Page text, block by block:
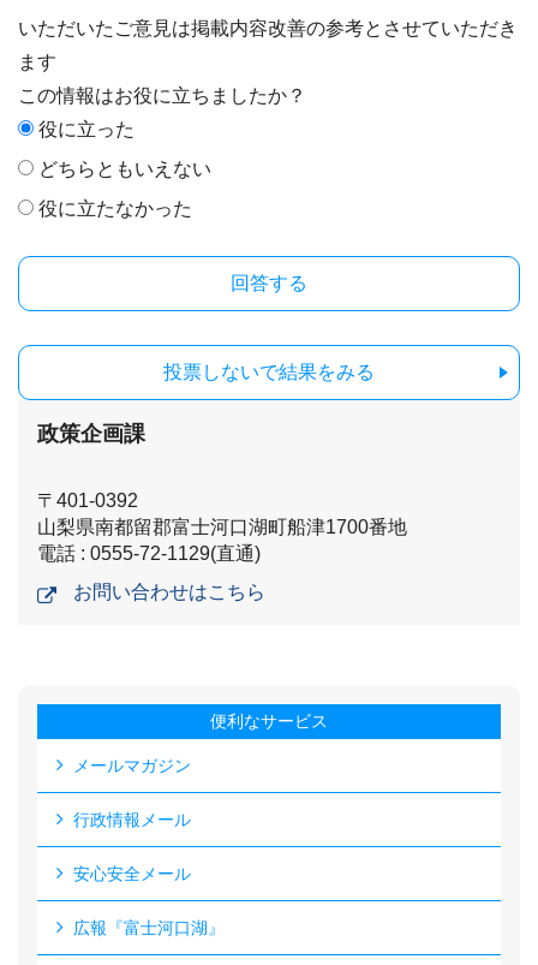
いただいたご意見は掲載内容改善の参考とさせていただき
ます
この情報はお役に立ちましたか？
役に立った
どちらともいえない
役に立たなかった
投票しないで結果をみる
政策企画課
〒401-0392
山梨県南都留郡富士河口湖町船津1700番地
電話 : 0555-72-1129(直通)
お問い合わせはこちら
便利なサービス
メールマガジン
行政情報メール
安心安全メール
広報『富士河口湖』